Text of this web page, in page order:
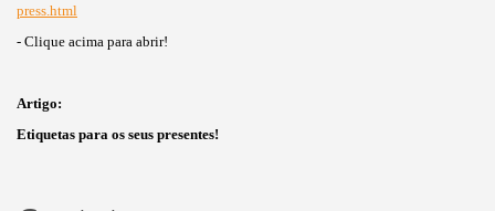
press.html
- Clique acima para abrir!
Artigo:
Etiquetas para os seus presentes!